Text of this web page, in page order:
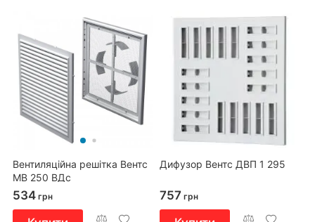
Вентиляційна решітка Вентс
МВ 250 ВДс
534 грн
Дифузор Вентс ДВП 1 295
757 грн